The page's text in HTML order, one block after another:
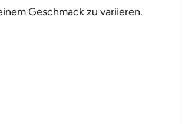
Geschmack zu variieren.